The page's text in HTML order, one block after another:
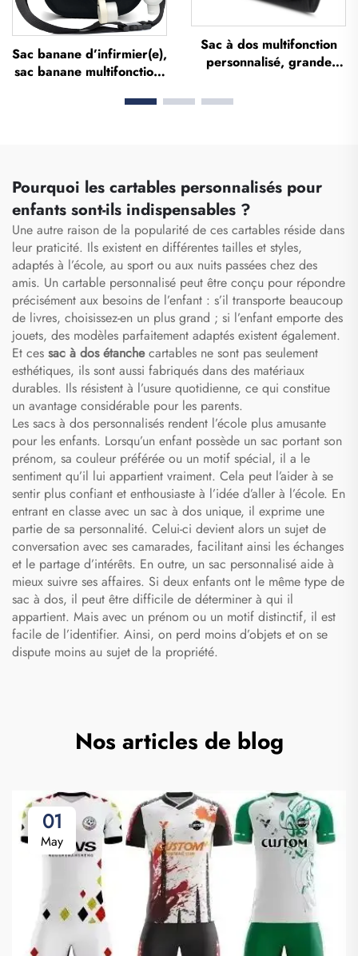
Sac banane d’infirmier(e),
sac banane multifonction,
fermeture à glissière, sac
médicaux pour
infirmiers(es)
Sac à dos multifonction
personnalisé, grande
compartiment dédié aux
Pourquoi les cartables personnalisés pour
enfants sont-ils indispensables ?
Une autre raison de la popularité de ces cartables réside dans
leur praticité. Ils existent en différentes tailles et styles,
adaptés à l’école, au sport ou aux nuits passées chez des
amis. Un cartable personnalisé peut être conçu pour répondre
précisément aux besoins de l’enfant : s’il transporte beaucoup
de livres, choisissez-en un plus grand ; si l’enfant emporte des
jouets, des modèles parfaitement adaptés existent également.
Et ces sac à dos étanchecartables ne sont pas seulement
esthétiques, ils sont aussi fabriqués dans des matériaux
durables. Ils résistent à l’usure quotidienne, ce qui constitue
un avantage considérable pour les parents.
Les sacs à dos personnalisés rendent l’école plus amusante
pour les enfants. Lorsqu’un enfant possède un sac portant son
prénom, sa couleur préférée ou un motif spécial, il a le
sentiment qu’il lui appartient vraiment. Cela peut l’aider à se
sentir plus confiant et enthousiaste à l’idée d’aller à l’école. En
entrant en classe avec un sac à dos unique, il exprime une
partie de sa personnalité. Celui-ci devient alors un sujet de
conversation avec ses camarades, facilitant ainsi les échanges
et le partage d’intérêts. En outre, un sac personnalisé aide à
mieux suivre ses affaires. Si deux enfants ont le même type de
sac à dos, il peut être difficile de déterminer à qui il
appartient. Mais avec un prénom ou un motif distinctif, il est
facile de l’identifier. Ainsi, on perd moins d’objets et on se
dispute moins au sujet de la propriété.
Nos articles de blog
01
May